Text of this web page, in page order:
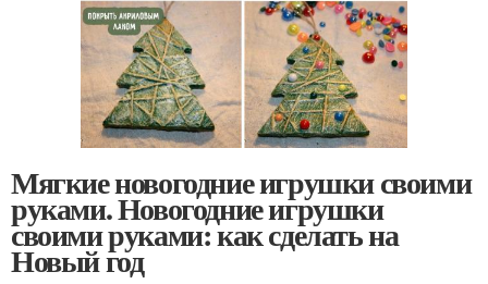
Мягкие новогодние игрушки своими
руками. Новогодние игрушки
своими руками: как сделать на
Новый год